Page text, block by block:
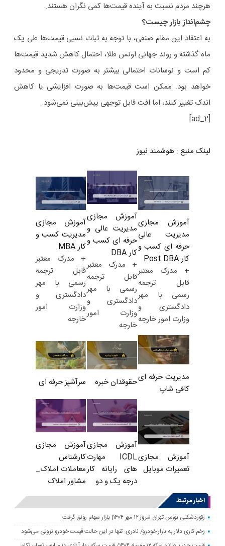
هرچند مردم نسبت به آینده قیمت‌ها کمی نگران هستند.
چشم‌انداز بازار چیست؟
به اعتقاد این مقام صنفی، با توجه به ثبات نسبی قیمت‌ها طی یک
ماه گذشته و روند جهانی اونس طلا، احتمال کاهش شدید قیمت‌ها
کم است و نوسانات احتمالی بیشتر به صورت تدریجی و محدود
خواهد بود. ممکن است قیمت‌ها به صورت افزایشی یا کاهش
اندک تغییر کنند، اما افت قابل توجهی پیش‌بینی نمی‌شود.
[ad_2]
لینک منبع : هوشمند نیوز
آموزش مجازی
مدیریت عالی
حرفه ای کسب و
کار Post DBA
+ مدرک معتبر
قابل ترجمه
رسمی با مهر
دادگستری و
وزارت امور خارجه
آموزش مجازی
مدیریت عالی و
حرفه ای کسب و
کار DBA
+ مدرک معتبر
قابل ترجمه
رسمی با مهر
دادگستری و
وزارت امور
خارجه
آموزش مجازی
مدیریت کسب و
کار MBA
+ مدرک معتبر
قابل ترجمه
رسمی با مهر
دادگستری و
وزارت امور
خارجه
مدیریت حرفه ای
کافی شاپ
حقوقدان خبره سرآشپز حرفه ای
آموزش مجازی
تعمیرات موبایل
آموزش مجازی
ICDL مهارت
های رایانه کار
درجه یک و دو
آموزش مجازی
کارشناس
معاملات املاک_
مشاور املاک
اخبار مرتبط
رکوردشکنی بورس تهران امروز ۱۲ مهر ۱۴۰۴| بازار سهام رونق گرفت
زخم کاری دلار به بازار خودرو/ نادری: تنها در این حالت قیمت خودرو نزولی می‌شود